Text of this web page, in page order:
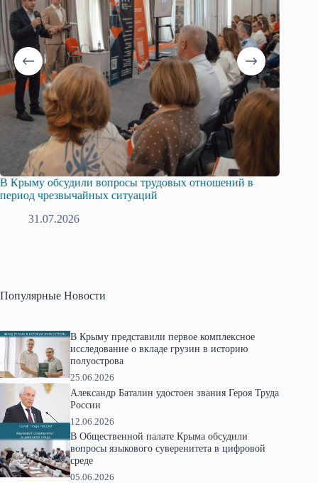
В Крыму обсудили вопросы трудовых отношений в
период чрезвычайных ситуаций
31.07.2026
Популярные Новости
В Крыму представили первое комплексное
исследование о вкладе грузин в историю
полуострова
25.06.2026
Александр Баталин удостоен звания Героя Труда
России
12.06.2026
В Общественной палате Крыма обсудили
вопросы языкового суверенитета в цифровой
среде
05.06.2026